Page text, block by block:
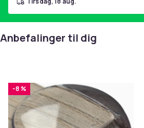
Anbefalinger til dig
-8 %